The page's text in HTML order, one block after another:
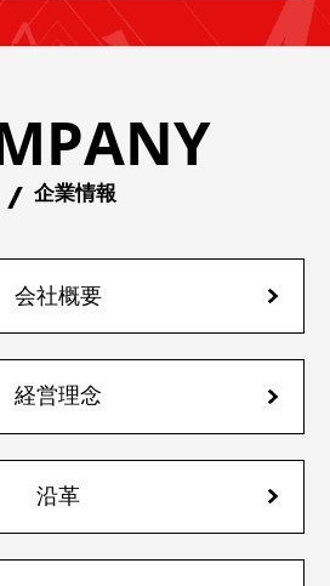
企業情報
会社概要
経営理念
沿革